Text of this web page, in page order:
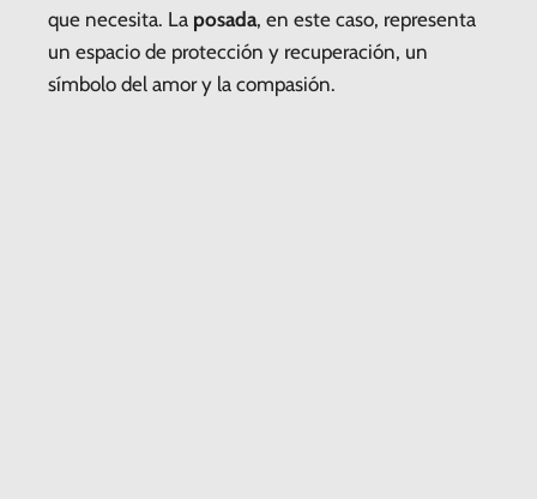
que necesita. La posada, en este caso, representa
un espacio de protección y recuperación, un
símbolo del amor y la compasión.